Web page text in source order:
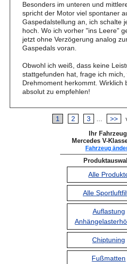
Besonders im unteren und
spricht der Motor viel spontaner
Gaspedalstellung an, ich schalte
hoch. Wo ich vorher "ins Leere"
jetzt ohne Verzögerung analog
Gaspedals voran.
Obwohl ich weiß, dass keine
stattgefunden hat, frage ich
Drehmoment herkommt. Wirklich
absolut zu empfehlen!
1 2 3 ... >>
Ihr
Mercedes V-
Fahrzeug
Alle
Alle
Auflastung
Chiptuning
Fußmatten